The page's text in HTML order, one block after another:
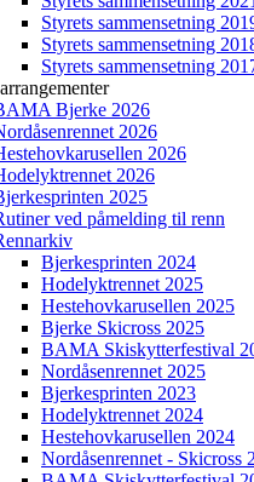
Styrets sammensetning
Styrets sammensetning
Styrets sammensetning
Bjerke 2026
2026
2026
2026
2025
ved påmelding til renn
Bjerkesprinten 2024
Hodelyktrennet 2025
Hestehovkarusellen 2025
Bjerke Skicross 2025
BAMA Skiskytterfestival
Nordåsenrennet 2025
Bjerkesprinten 2023
Hodelyktrennet 2024
Hestehovkarusellen 2024
Nordåsenrennet - Skicross